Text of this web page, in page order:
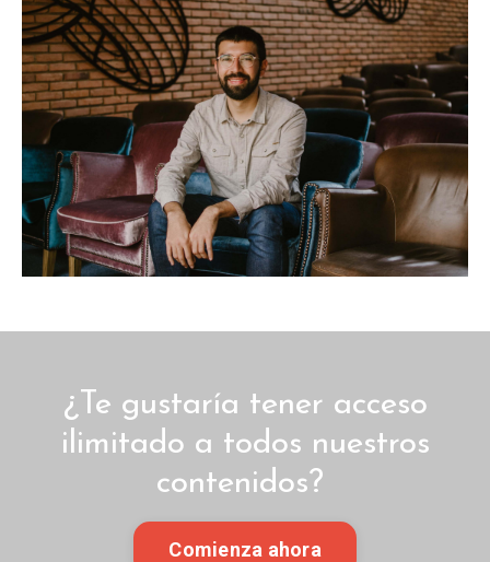
¿Te gustaría tener acceso
ilimitado a todos nuestros
contenidos?
Comienza ahora